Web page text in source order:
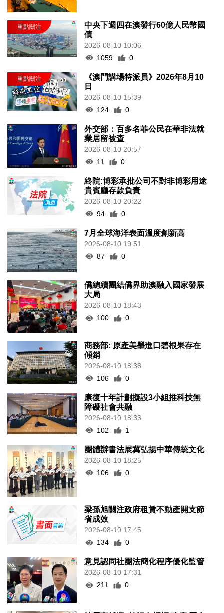
中央下週四在澳發行60億人民幣國
債
2026-08-10 10:06
1059
0
《澳門講場特派員》2026年8月10
日
2026-08-10 15:39
124
0
外交部：百多名菲公民在華非法就
業居留被查
2026-08-10 20:57
11
0
終院:博彩承批公司不對非博彩用途
貴賓廳存款負責
2026-08-10 20:22
94
0
7月全球海洋表面溫度創新高
2026-08-10 19:51
87
0
僑總續團結僑界助澳融入國家發展
大局
2026-08-10 18:43
100
0
商務部: 原產美墨進口碧根果存在
傾銷
2026-08-10 18:38
106
0
康復十年計劃擬設3小組推科技無
障礙社會共融
2026-08-10 18:33
102
1
團體辦書法展冀弘揚中華傳統文化
2026-08-10 18:25
106
0
梁孫旭關注政府租賃不動產開支節
省成效
2026-08-10 17:45
134
0
意見認同社團法簡化程序優化監管
2026-08-10 17:31
211
0